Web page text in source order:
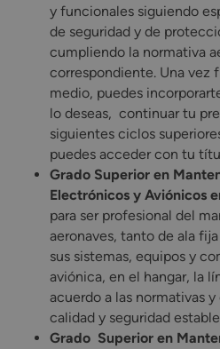
y funcionales siguiendo
de seguridad y de
cumpliendo la normativa
correspondiente. Una vez
medio, puedes
lo deseas, continuar tu
siguientes ciclos
puedes acceder con tu
Grado Superior en
Electrónicos y Aviónicos
para ser profesional del
aeronaves, tanto de ala
sus sistemas, equipos y
aviónica, en el hangar, la
acuerdo a las normativas
calidad y seguridad
Grado Superior en